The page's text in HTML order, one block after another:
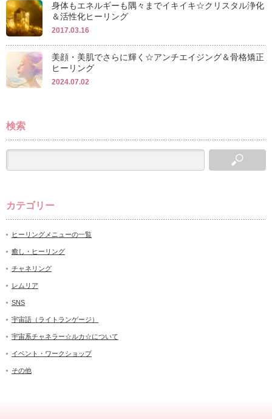
身体もエネルギーも隅々までイキイキ☆クリスタル浄化
＆活性化ヒーリング
2017.03.16
美顔・美肌でさらに輝く☆アンチエイジング＆骨格矯正
ヒーリング
2024.07.02
検索
カテゴリー
ヒーリングメニューの一覧
癒し・ヒーリング
チャネリング
レムリア
SNS
宇宙語（ライトランゲージ）
宇宙系チャネラー☆ルカ☆について
イベント・ワークショップ
その他